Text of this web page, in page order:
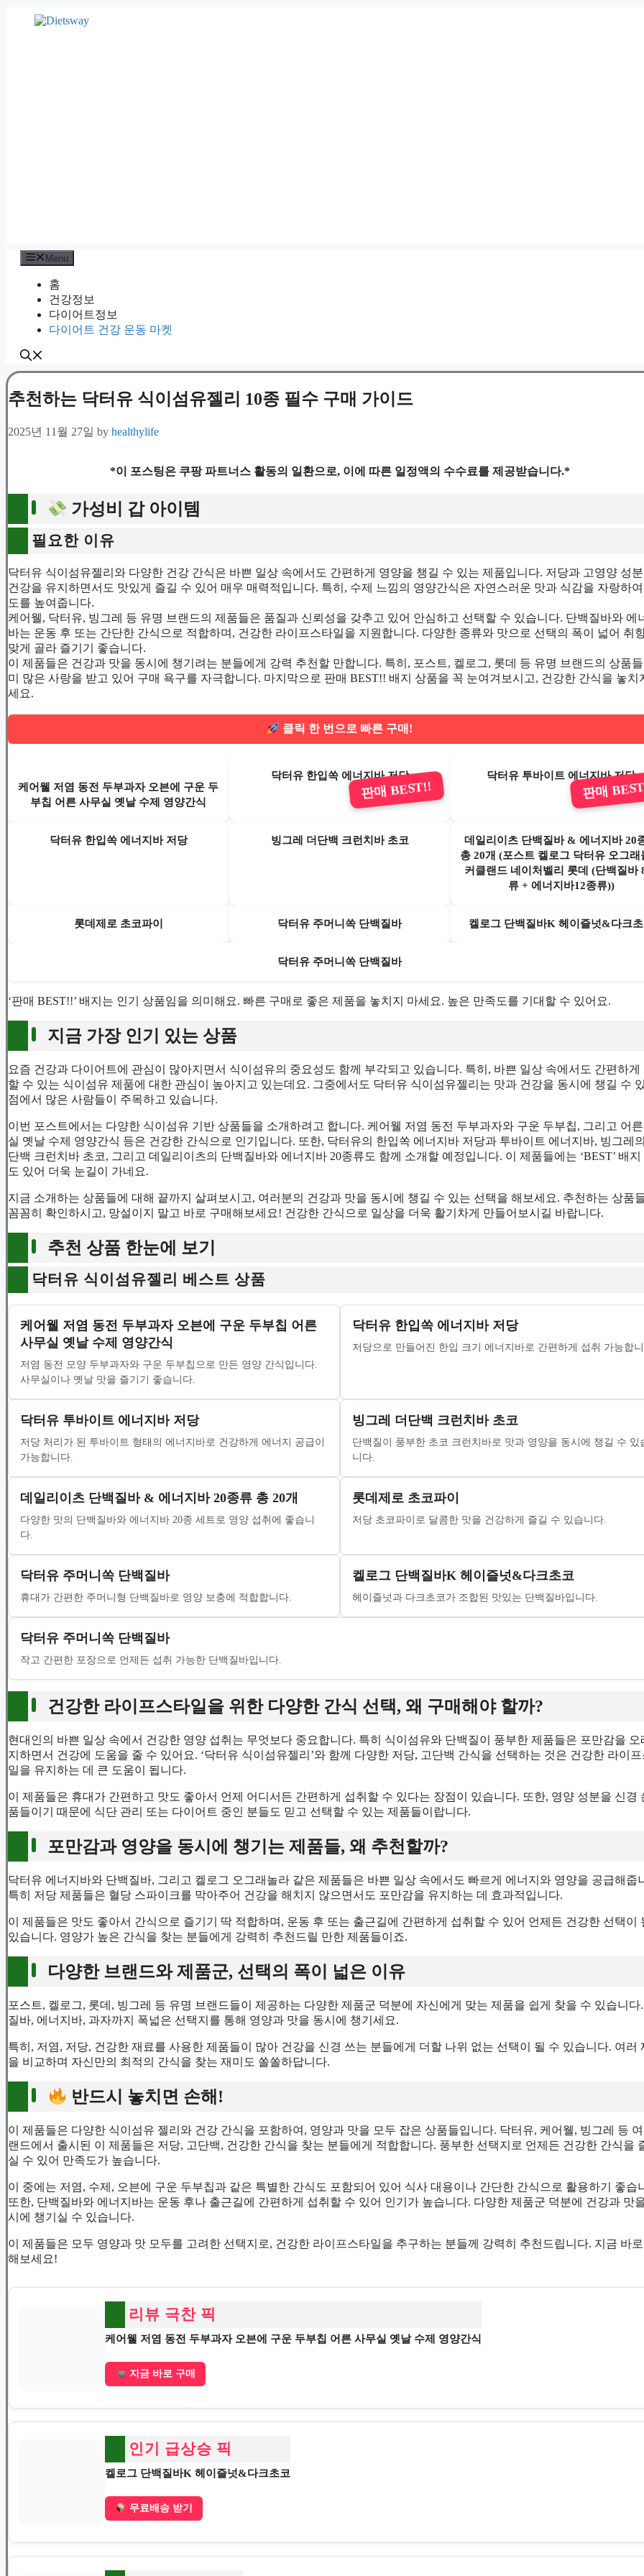
Menu
홈
건강정보
다이어트정보
다이어트 건강 운동 마켓
추천하는 닥터유 식이섬유젤리 10종 필수 구매 가이드
2025년 11월 27일 by healthylife
*이 포스팅은 쿠팡 파트너스 활동의 일환으로, 이에 따른 일정액의 수수료를 제공받습니다.*
가성비 갑 아이템
필요한 이유
닥터유 식이섬유젤리와 다양한 건강 간식은 바쁜 일상 속에서도 간편하게 영양을 챙길 수 있는 제품입니다. 저당과 고영양 성
건강을 유지하면서도 맛있게 즐길 수 있어 매우 매력적입니다. 특히, 수제 느낌의 영양간식은 자연스러운 맛과 식감을 자랑하
도를 높여줍니다.
케어웰, 닥터유, 빙그레 등 유명 브랜드의 제품들은 품질과 신뢰성을 갖추고 있어 안심하고 선택할 수 있습니다. 단백질바와 에
바는 운동 후 또는 간단한 간식으로 적합하며, 건강한 라이프스타일을 지원합니다. 다양한 종류와 맛으로 선택의 폭이 넓어 취
맞게 골라 즐기기 좋습니다.
이 제품들은 건강과 맛을 동시에 챙기려는 분들에게 강력 추천할 만합니다. 특히, 포스트, 켈로그, 롯데 등 유명 브랜드의 상품
미 많은 사랑을 받고 있어 구매 욕구를 자극합니다. 마지막으로 판매 BEST!! 배지 상품을 꼭 눈여겨보시고, 건강한 간식을 놓치
세요.
클릭 한 번으로 빠른 구매!
케어웰 저염 동전 두부과자 오븐에 구운 두
부칩 어른 사무실 옛날 수제 영양간식
닥터유 한입쏙 에너지바 저당
판매 BEST!!
닥터유 투바이트 에너지바 저당
판매
닥터유 한입쏙 에너지바 저당 빙그레 더단백 크런치바 초코
데일리이츠 단백질바 & 에너지바 20
총 20개 (포스트 켈로그 닥터유 오그래
커클랜드 네이처벨리 롯데 (단백질바
류 + 에너지바12종류))
롯데제로 초코파이 닥터유 주머니쏙 단백질바 켈로그 단백질바K 헤이즐넛&다크
닥터유 주머니쏙 단백질바
‘판매 BEST!!’ 배지는 인기 상품임을 의미해요. 빠른 구매로 좋은 제품을 놓치지 마세요. 높은 만족도를 기대할 수 있어요.
지금 가장 인기 있는 상품
요즘 건강과 다이어트에 관심이 많아지면서 식이섬유의 중요성도 함께 부각되고 있습니다. 특히, 바쁜 일상 속에서도 간편하게
할 수 있는 식이섬유 제품에 대한 관심이 높아지고 있는데요. 그중에서도 닥터유 식이섬유젤리는 맛과 건강을 동시에 챙길 수
점에서 많은 사람들이 주목하고 있습니다.
이번 포스트에서는 다양한 식이섬유 기반 상품들을 소개하려고 합니다. 케어웰 저염 동전 두부과자와 구운 두부칩, 그리고 어
실 옛날 수제 영양간식 등은 건강한 간식으로 인기입니다. 또한, 닥터유의 한입쏙 에너지바 저당과 투바이트 에너지바, 빙그레
단백 크런치바 초코, 그리고 데일리이츠의 단백질바와 에너지바 20종류도 함께 소개할 예정입니다. 이 제품들에는 ‘BEST’ 배지
도 있어 더욱 눈길이 가네요.
지금 소개하는 상품들에 대해 끝까지 살펴보시고, 여러분의 건강과 맛을 동시에 챙길 수 있는 선택을 해보세요. 추천하는 상품
꼼꼼히 확인하시고, 망설이지 말고 바로 구매해보세요! 건강한 간식으로 일상을 더욱 활기차게 만들어보시길 바랍니다.
추천 상품 한눈에 보기
닥터유 식이섬유젤리 베스트 상품
케어웰 저염 동전 두부과자 오븐에 구운 두부칩 어른
사무실 옛날 수제 영양간식
저염 동전 모양 두부과자와 구운 두부칩으로 만든 영양 간식입니다.
사무실이나 옛날 맛을 즐기기 좋습니다.
닥터유 한입쏙 에너지바 저당
저당으로 만들어진 한입 크기 에너지바로 간편하게 섭취 가능합
닥터유 투바이트 에너지바 저당
저당 처리가 된 투바이트 형태의 에너지바로 건강하게 에너지 공급이
가능합니다.
빙그레 더단백 크런치바 초코
단백질이 풍부한 초코 크런치바로 맛과 영양을 동시에 챙길 수 있
니다.
데일리이츠 단백질바 & 에너지바 20종류 총 20개
다양한 맛의 단백질바와 에너지바 20종 세트로 영양 섭취에 좋습니
다.
롯데제로 초코파이
저당 초코파이로 달콤한 맛을 건강하게 즐길 수 있습니다.
닥터유 주머니쏙 단백질바
휴대가 간편한 주머니형 단백질바로 영양 보충에 적합합니다.
켈로그 단백질바K 헤이즐넛&다크초코
헤이즐넛과 다크초코가 조합된 맛있는 단백질바입니다.
닥터유 주머니쏙 단백질바
작고 간편한 포장으로 언제든 섭취 가능한 단백질바입니다.
건강한 라이프스타일을 위한 다양한 간식 선택, 왜 구매해야 할까?
현대인의 바쁜 일상 속에서 건강한 영양 섭취는 무엇보다 중요합니다. 특히 식이섬유와 단백질이 풍부한 제품들은 포만감을 오
지하면서 건강에 도움을 줄 수 있어요. ‘닥터유 식이섬유젤리’와 함께 다양한 저당, 고단백 간식을 선택하는 것은 건강한 라이
일을 유지하는 데 큰 도움이 됩니다.
이 제품들은 휴대가 간편하고 맛도 좋아서 언제 어디서든 간편하게 섭취할 수 있다는 장점이 있습니다. 또한, 영양 성분을 신경
품들이기 때문에 식단 관리 또는 다이어트 중인 분들도 믿고 선택할 수 있는 제품들이랍니다.
포만감과 영양을 동시에 챙기는 제품들, 왜 추천할까?
닥터유 에너지바와 단백질바, 그리고 켈로그 오그래놀라 같은 제품들은 바쁜 일상 속에서도 빠르게 에너지와 영양을 공급해줍
특히 저당 제품들은 혈당 스파이크를 막아주어 건강을 해치지 않으면서도 포만감을 유지하는 데 효과적입니다.
이 제품들은 맛도 좋아서 간식으로 즐기기 딱 적합하며, 운동 후 또는 출근길에 간편하게 섭취할 수 있어 언제든 건강한 선택이
있습니다. 영양가 높은 간식을 찾는 분들에게 강력히 추천드릴 만한 제품들이죠.
다양한 브랜드와 제품군, 선택의 폭이 넓은 이유
포스트, 켈로그, 롯데, 빙그레 등 유명 브랜드들이 제공하는 다양한 제품군 덕분에 자신에게 맞는 제품을 쉽게 찾을 수 있습니다
질바, 에너지바, 과자까지 폭넓은 선택지를 통해 영양과 맛을 동시에 챙기세요.
특히, 저염, 저당, 건강한 재료를 사용한 제품들이 많아 건강을 신경 쓰는 분들에게 더할 나위 없는 선택이 될 수 있습니다. 여러
을 비교하며 자신만의 최적의 간식을 찾는 재미도 쏠쏠하답니다.
반드시 놓치면 손해!
이 제품들은 다양한 식이섬유 젤리와 건강 간식을 포함하여, 영양과 맛을 모두 잡은 상품들입니다. 닥터유, 케어웰, 빙그레 등
랜드에서 출시된 이 제품들은 저당, 고단백, 건강한 간식을 찾는 분들에게 적합합니다. 풍부한 선택지로 언제든 건강한 간식을
실 수 있어 만족도가 높습니다.
이 중에는 저염, 수제, 오븐에 구운 두부칩과 같은 특별한 간식도 포함되어 있어 식사 대용이나 간단한 간식으로 활용하기 좋습
또한, 단백질바와 에너지바는 운동 후나 출근길에 간편하게 섭취할 수 있어 인기가 높습니다. 다양한 제품군 덕분에 건강과 맛
시에 챙기실 수 있습니다.
이 제품들은 모두 영양과 맛 모두를 고려한 선택지로, 건강한 라이프스타일을 추구하는 분들께 강력히 추천드립니다. 지금 바
해보세요!
리뷰 극찬 픽
케어웰 저염 동전 두부과자 오븐에 구운 두부칩 어른 사무실 옛날 수제 영양간식
지금 바로 구매
인기 급상승 픽
켈로그 단백질바K 헤이즐넛&다크초코
무료배송 받기